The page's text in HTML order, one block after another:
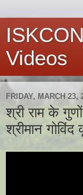
Videos
FRIDAY, MARCH 23,
श्री राम के
श्रीमान